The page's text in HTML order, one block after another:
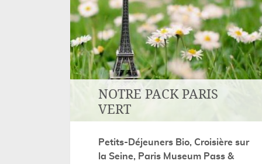
NOTRE PACK PARIS
VERT
Petits-Déjeuners Bio, Croisière sur
la Seine, Paris Museum Pass &